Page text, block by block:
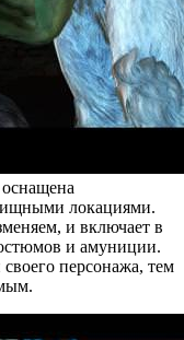
локациями.
и включает в
и амуниции.
персонажа, тем